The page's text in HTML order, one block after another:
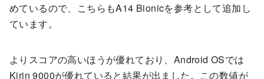
めているので、こちらもA14 Bionicを参考として追加し
ています。
よりスコアの高いほうが優れており、Android OSでは
Kirin 9000が優れていると結果が出ました。この数値が